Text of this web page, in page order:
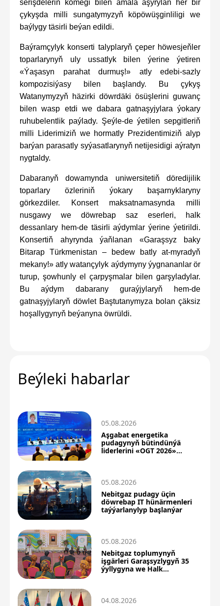
serişdeleriň kömegi bilen amala aşyrylan her bir
çykyşda milli sungatymyzyň köpöwüşginliligi we
baýlygy täsirli beýan edildi.
Baýramçylyk konserti talyplaryň çeper höwesjeňler
toparlarynyň uly ussatlyk bilen ýerine ýetiren
«Ýaşasyn parahat durmuş!» atly edebi-sazly
kompozisiýasy bilen başlandy. Bu çykyş
Watanymyzyň häzirki döwrdäki ösüşlerini guwanç
bilen wasp etdi we dabara gatnaşyjylara ýokary
ruhubelentlik paýlady. Şeýle-de ýetilen sepgitleriň
milli Liderimiziň we hormatly Prezidentimiziň alyp
barýan parasatly syýasatlarynyň netijesidigi aýratyn
nygtaldy.
Dabaranyň dowamynda uniwersitetiň döredijilik
toparlary özleriniň ýokary başarnyklaryny
görkezdiler. Konsert maksatnamasynda milli
nusgawy we döwrebap saz eserleri, halk
dessanlary hem-de täsirli aýdymlar ýerine ýetirildi.
Konsertiň ahyrynda ýaňlanan «Garaşsyz baky
Bitarap Türkmenistan – bedew batly at-myradyň
mekany!» atly watançylyk aýdymyny ýygnananlar ör
turup, şowhunly el çarpyşmalar bilen garşyladylar.
Bu aýdym dabarany guraýjylaryň hem-de
gatnaşyjylaryň döwlet Baştutanymyza bolan çäksiz
hoşallygynyň beýanyna öwrüldi.
Beýleki habarlar
05.08.2026
Aşgabat energetika
pudagynyň bütindünýä
liderlerini «OGT 2026»
05.08.2026
Nebitgaz pudagy üçin
döwrebap IT hünärmenleri
taýýarlanylyp başlanýar
05.08.2026
Nebitgaz toplumynyň
işgärleri Garaşsyzlygyň 35
ýyllygyna we Halk
04.08.2026